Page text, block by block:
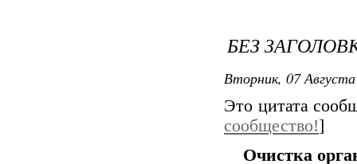
БЕЗ
Вторник, 07
Это цитата
сообщество!]
Очистка